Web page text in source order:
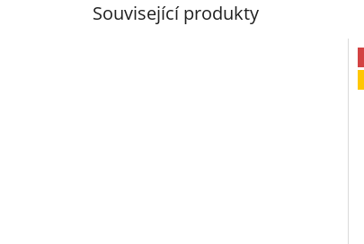
Související produkty